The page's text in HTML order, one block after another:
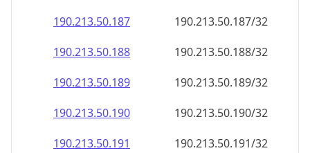
190.213.50.187
190.213.50.187/32
190.213.50.188
190.213.50.188/32
190.213.50.189
190.213.50.189/32
190.213.50.190
190.213.50.190/32
190.213.50.191
190.213.50.191/32